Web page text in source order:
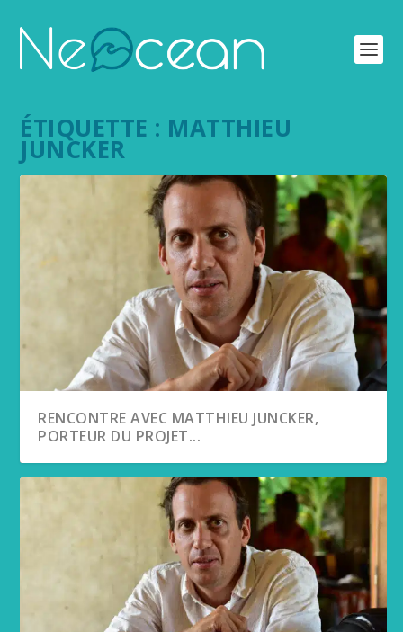
ÉTIQUETTE : MATTHIEU
JUNCKER
RENCONTRE AVEC MATTHIEU JUNCKER,
PORTEUR DU PROJET...